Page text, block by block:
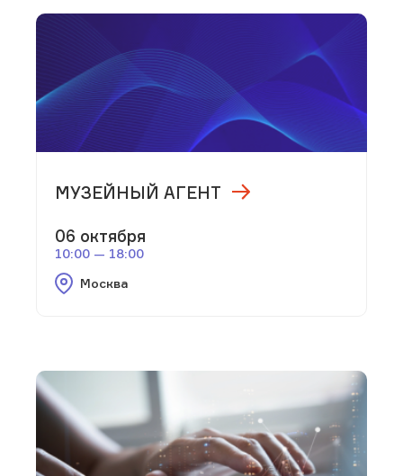
МУЗЕЙНЫЙ АГЕНТ
06 октября
10:00 — 18:00
Москва